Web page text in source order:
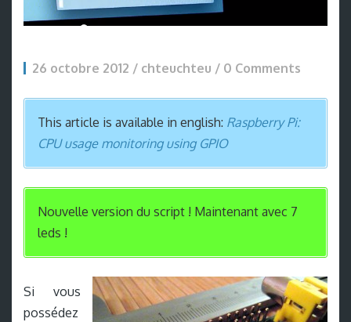
26 octobre 2012 / chteuchteu / 0 Comments
This article is available in english: Raspberry Pi:
CPU usage monitoring using GPIO
Nouvelle version du script ! Maintenant avec 7
leds !
Si vous
possédez